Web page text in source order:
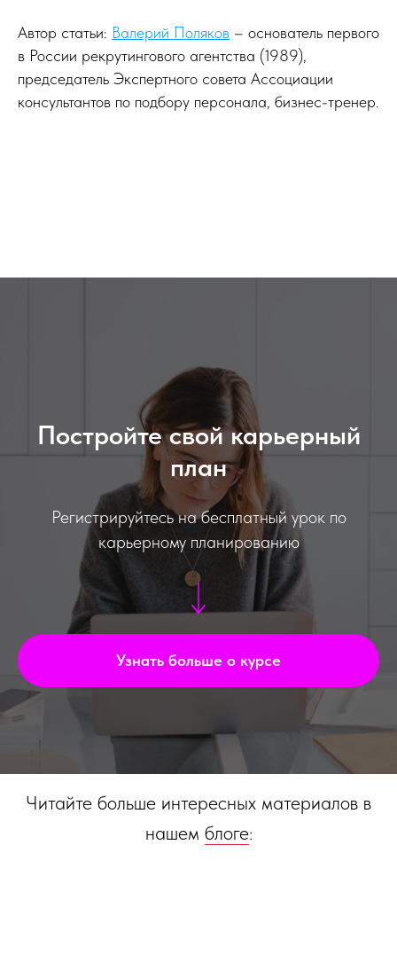
Автор статьи: Валерий Поляков – основатель первого
в России рекрутингового агентства (1989),
председатель Экспертного совета Ассоциации
консультантов по подбору персонала, бизнес-тренер.
Постройте свой карьерный
план
Регистрируйтесь на бесплатный урок по
карьерному планированию
Узнать больше о курсе
Читайте больше интересных материалов в
нашем блоге: